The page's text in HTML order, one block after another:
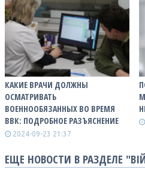
КАКИЕ ВРАЧИ ДОЛЖНЫ
ОСМАТРИВАТЬ
ВОЕННООБЯЗАННЫХ ВО ВРЕМЯ
ВВК: ПОДРОБНОЕ РАЗЪЯСНЕНИЕ
2024-09-23 21:37
ЕЩЕ НОВОСТИ В РАЗДЕЛЕ